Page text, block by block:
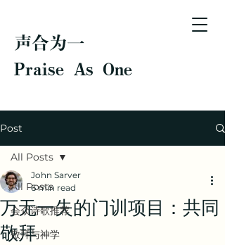
声合为一
Praise As One
Post
All Posts
会众诗歌推荐
敬拜与神学
All Posts
万无一失的门训项目：共同
敬拜
John Sarver
6 min read